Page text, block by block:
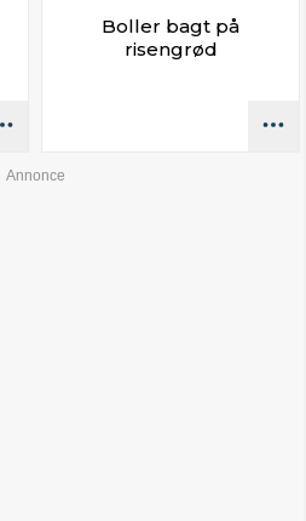
Boller bagt på
risengrød